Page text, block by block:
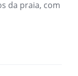
da praia, com